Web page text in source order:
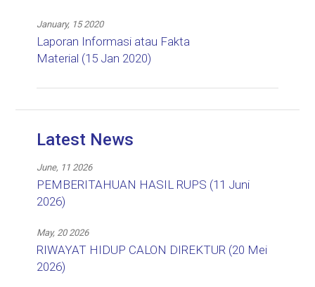
January, 15 2020
Laporan Informasi atau Fakta
Material (15 Jan 2020)
Latest News
June, 11 2026
PEMBERITAHUAN HASIL RUPS (11 Juni
2026)
May, 20 2026
RIWAYAT HIDUP CALON DIREKTUR (20 Mei
2026)